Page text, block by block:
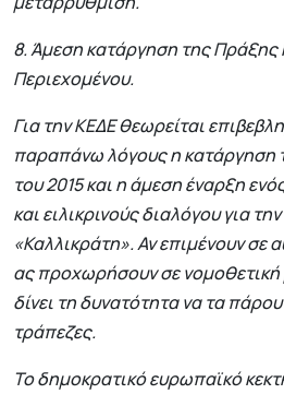
8. Άμεση κατάργηση της Πράξης
Περιεχομένου.
Για την ΚΕΔΕ θεωρείται
παραπάνω λόγους η κατάργηση
του 2015 και η άμεση έναρξη
και ειλικρινούς διαλόγου για
«Καλλικράτη». Αν επιμένουν σε
ας προχωρήσουν σε
δίνει τη δυνατότητα να τα
τράπεζες.
Το δημοκρατικό ευρωπαϊκό